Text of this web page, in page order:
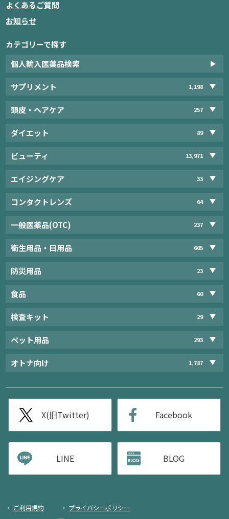
よくあるご質問
お知らせ
カテゴリーで探す
個人輸入医薬品検索
サプリメント 1,198
頭皮・ヘアケア 257
ダイエット 89
ビューティ 13,971
エイジングケア 33
コンタクトレンズ 64
一般医薬品(OTC) 237
衛生用品・日用品 605
防災用品 23
食品 60
検査キット 29
ペット用品 293
オトナ向け 1,787
X(旧Twitter) Facebook
LINE BLOG
ご利用規約
プライバシーポリシー